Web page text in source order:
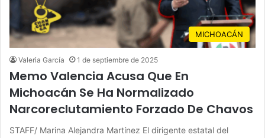
MICHOACÁN
Valeria García 1 de septiembre de 2025
Memo Valencia Acusa Que En
Michoacán Se Ha Normalizado
Narcoreclutamiento Forzado De Chavos
STAFF/ Marina Alejandra Martínez El dirigente estatal del